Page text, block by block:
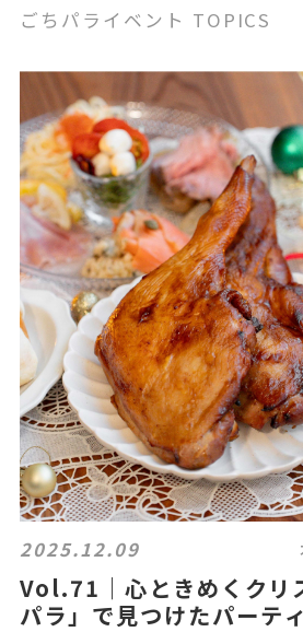
ごちパライベント TOPICS
2025.12.09
Vol.71｜心ときめくクリ
パラ」で見つけたパーテ